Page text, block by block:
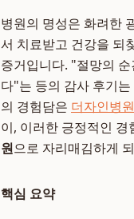
병원의 명성은 화려한
서 치료받고 건강을 되
증거입니다. "절망의
다"는 등의 감사 후기
의 경험담은 더자인병
이, 이러한 긍정적인
원으로 자리매김하게
핵심 요약